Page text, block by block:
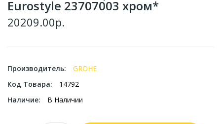
Eurostyle 23707003 хром*
20209.00р.
Производитель:
GROHE
Код Товара:
14792
Наличие:
В Наличии